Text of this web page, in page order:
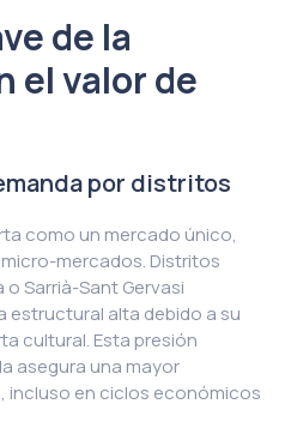
de la
el valor de
por distritos
como un mercado único,
mercados. Distritos
o Sarrià-Sant Gervasi
estructural alta debido a su
cultural. Esta presión
asegura una mayor
incluso en ciclos económicos